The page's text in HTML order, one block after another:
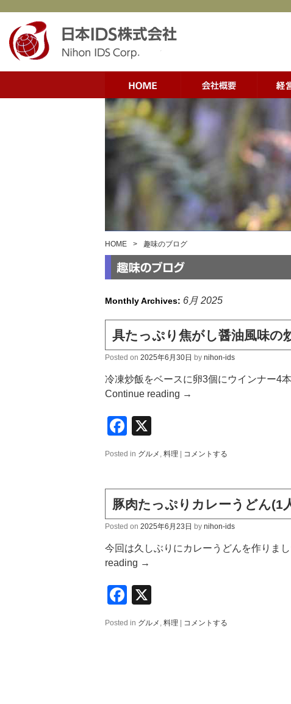
HOME > 趣味のブログ
Monthly Archives: 6月 2025
具たっぷり焦がし醤油風味の
Posted on 2025年6月30日 by nihon-ids
冷凍炒飯をベースに卵3個にウインナー4
Continue reading →
Facebook
Posted in グルメ , 料理 コメントする
豚肉たっぷりカレーうどん(1
Posted on 2025年6月23日 by nihon-ids
今回は久しぶりにカレーうどんを作りま
reading →
Facebook
Posted in グルメ , 料理 コメントする